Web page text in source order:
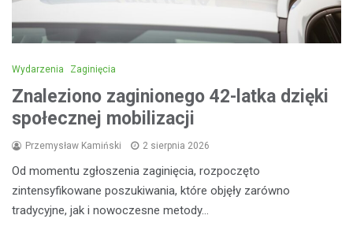
Wydarzenia Zaginięcia
Znaleziono zaginionego 42-latka dzięki
społecznej mobilizacji
Przemysław Kamiński 2 sierpnia 2026
Od momentu zgłoszenia zaginięcia, rozpoczęto
zintensyfikowane poszukiwania, które objęły zarówno
tradycyjne, jak i nowoczesne metody…